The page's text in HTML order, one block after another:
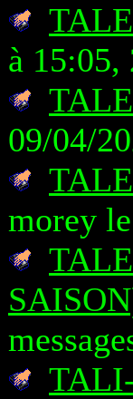
à 15:05,
09/04/
morey